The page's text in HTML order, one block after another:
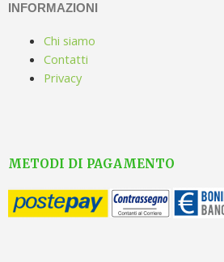
INFORMAZIONI
Chi siamo
Contatti
Privacy
METODI DI PAGAMENTO